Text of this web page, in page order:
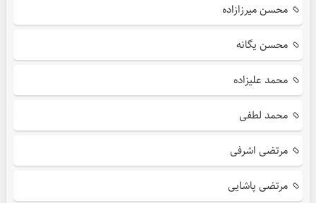
محسن میرزازاده
محسن یگانه
محمد علیزاده
محمد لطفی
مرتضی اشرفی
مرتضی پاشایی